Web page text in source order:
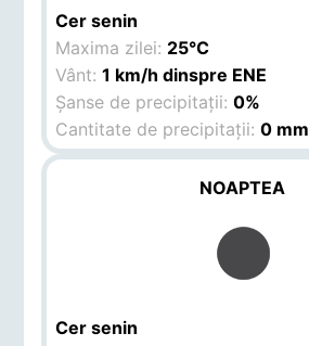
Cer senin
Maxima zilei: 25°C
Vânt:1 km/h dinspre ENE
Șanse de precipitații:0%
Cantitate de precipitații:0 mm
NOAPTEA
Cer senin